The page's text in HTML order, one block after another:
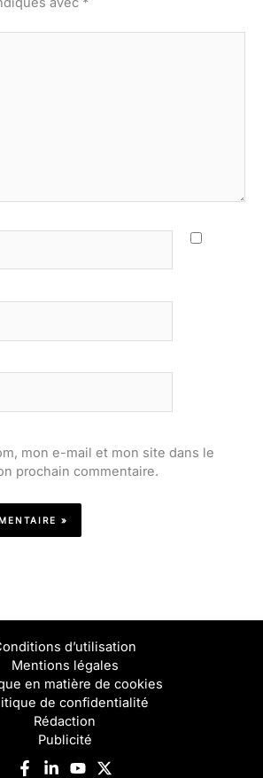
mon e-mail et mon site dans le
prochain commentaire.
d’utilisation
Mentions légales
en matière de cookies
de confidentialité
Rédaction
Publicité